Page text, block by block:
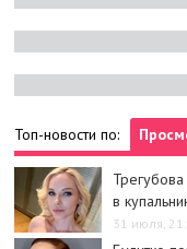
Топ-новости по:
в
31 июля,